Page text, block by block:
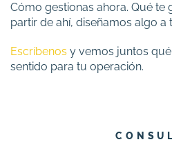
Cómo gestionas ahora. Qué te
partir de ahí, diseñamos algo a
Escríbenos y vemos juntos
sentido para tu operación.